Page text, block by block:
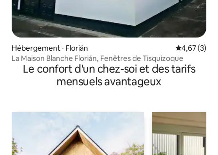
Hébergement ⋅ Florián Évaluation
4,67 (3)
La Maison Blanche Florián, Fenêtres de Tisquizoque
Le confort d'un chez-soi et des tarifs
mensuels avantageux